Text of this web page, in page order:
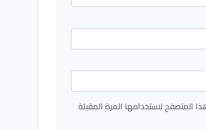
المتصفح لاستخدامها المرة المقبلة